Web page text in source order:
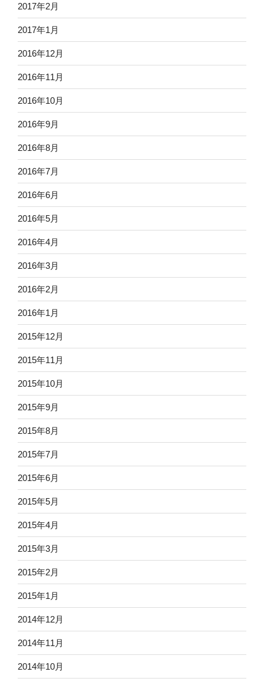
2017年2月
2017年1月
2016年12月
2016年11月
2016年10月
2016年9月
2016年8月
2016年7月
2016年6月
2016年5月
2016年4月
2016年3月
2016年2月
2016年1月
2015年12月
2015年11月
2015年10月
2015年9月
2015年8月
2015年7月
2015年6月
2015年5月
2015年4月
2015年3月
2015年2月
2015年1月
2014年12月
2014年11月
2014年10月